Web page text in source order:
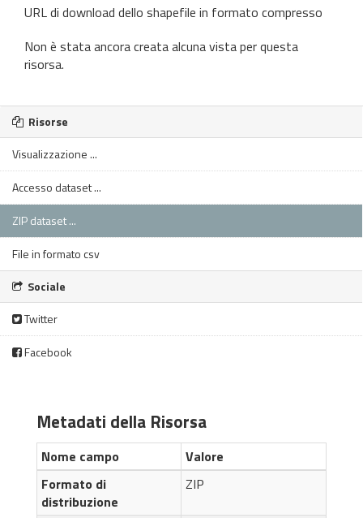
URL di download dello shapefile in formato compresso
Non è stata ancora creata alcuna vista per questa
risorsa.
Risorse
Visualizzazione ...
Accesso dataset ...
ZIP dataset ...
File in formato csv
Sociale
Twitter
Facebook
Metadati della Risorsa
Nome campo
Valore
Formato di
distribuzione
ZIP